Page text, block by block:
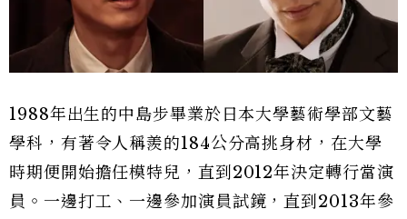
1988年出生的中島步畢業於日本大學藝術學部文藝
學科，有著令人稱羨的184公分高挑身材，在大學
時期便開始擔任模特兒，直到2012年決定轉行當演
員。一邊打工、一邊參加演員試鏡，直到2013年參